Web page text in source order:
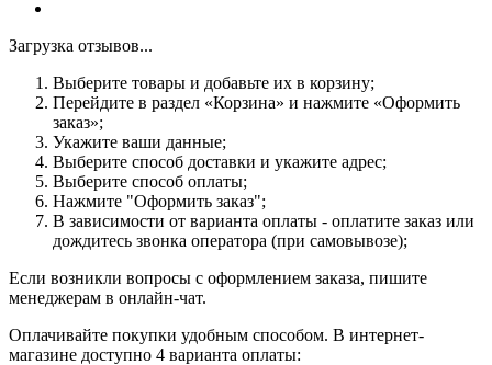
Загрузка отзывов...
Выберите товары и добавьте их в корзину;
Перейдите в раздел «Корзина» и нажмите «Оформить
заказ»;
Укажите ваши данные;
Выберите способ доставки и укажите адрес;
Выберите способ оплаты;
Нажмите "Оформить заказ";
В зависимости от варианта оплаты - оплатите заказ или
дождитесь звонка оператора (при самовывозе);
Если возникли вопросы с оформлением заказа, пишите
менеджерам в онлайн-чат.
Оплачивайте покупки удобным способом. В интернет-
магазине доступно 4 варианта оплаты: